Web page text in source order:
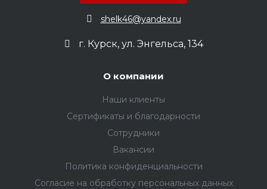
shelk46@yandex.ru
г. Курск, ул. Энгельса, 134
О компании
Наши клиенты
Сертификаты и благодарности
Сотрудники
Вакансии
Политика конфиденциальности
Согласие на обработку персональных данных